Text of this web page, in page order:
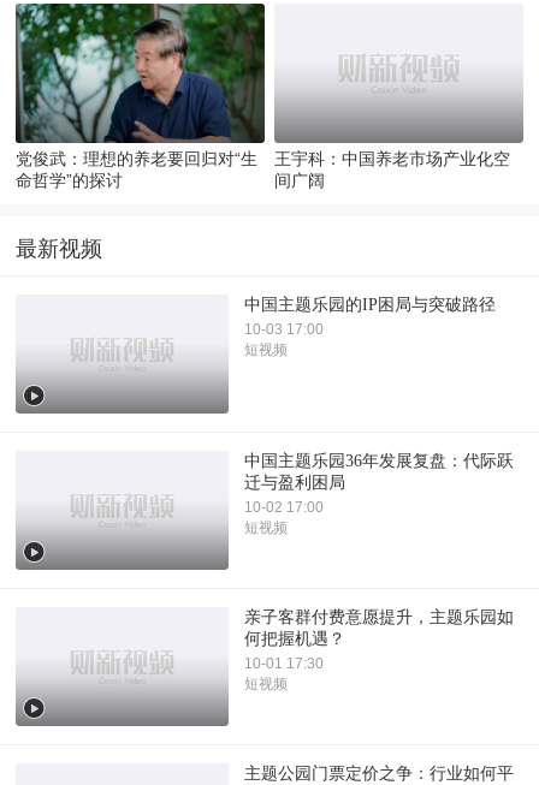
党俊武：理想的养老要回归对“生
命哲学”的探讨
王宇科：中国养老市场产业化空
间广阔
最新视频
中国主题乐园的IP困局与突破路径
10-03 17:00
短视频
中国主题乐园36年发展复盘：代际跃
迁与盈利困局
10-02 17:00
短视频
亲子客群付费意愿提升，主题乐园如
何把握机遇？
10-01 17:30
短视频
主题公园门票定价之争：行业如何平